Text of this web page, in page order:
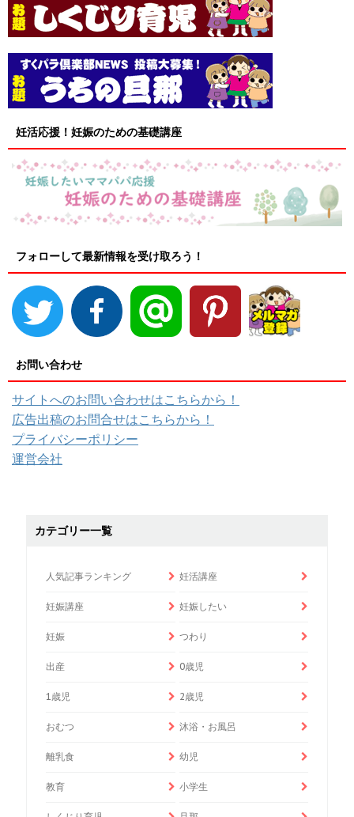
妊活応援！妊娠のための基礎講座
フォローして最新情報を受け取ろう！
お問い合わせ
サイトへのお問い合わせはこちらから！
広告出稿のお問合せはこちらから！
プライバシーポリシー
運営会社
カテゴリー一覧
人気記事ランキング 妊活講座
妊娠講座 妊娠したい
妊娠 つわり
出産 0歳児
1歳児 2歳児
おむつ 沐浴・お風呂
離乳食 幼児
教育 小学生